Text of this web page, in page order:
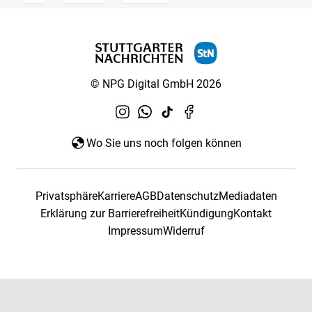
© NPG Digital GmbH 2026
Wo Sie uns noch folgen können
PrivatsphäreKarriereAGBDatenschutzMediadaten
Erklärung zur BarrierefreiheitKündigungKontakt
ImpressumWiderruf